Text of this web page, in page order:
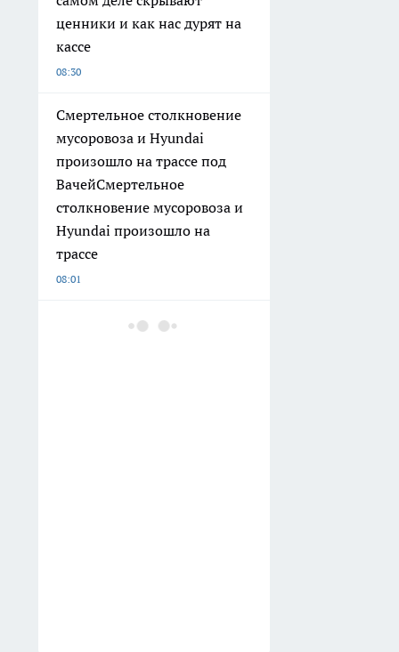
ценники и как нас дурят на
кассе
08:30
Смертельное столкновение
мусоровоза и Hyundai
произошло на трассе под
ВачейСмертельное
столкновение мусоровоза и
Hyundai произошло на
трассе
08:01
Нижегородские хирурги